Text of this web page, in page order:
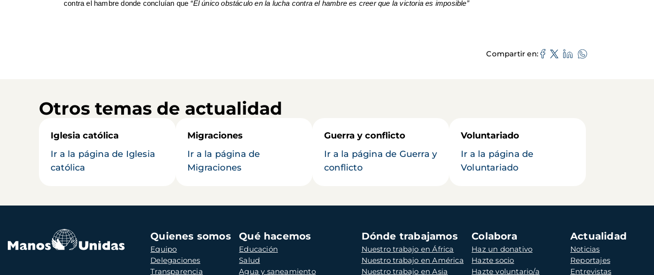
contra el hambre donde concluían que “El único obstáculo en la lucha contra el hambre es creer que la victoria es imposible”
Compartir en
Otros temas de actualidad
Iglesia católica
Ir a la página de Iglesia
católica
Migraciones
Ir a la página de
Migraciones
Guerra y conflicto
Ir a la página de Guerra y
conflicto
Voluntariado
Ir a la página de
Voluntariado
Navegación
principal
Quienes somos
Equipo
Delegaciones
Transparencia
Qué hacemos
Educación
Salud
Agua y saneamiento
Dónde trabajamos
Nuestro trabajo en África
Nuestro trabajo en América
Nuestro trabajo en Asia
Colabora
Haz un donativo
Hazte socio
Hazte voluntario/a
Actualidad
Noticias
Reportajes
Entrevistas